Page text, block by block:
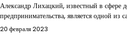
Александр Лихацкий, известный в сфере
предпринимательства, является одной
20 февраля 2023